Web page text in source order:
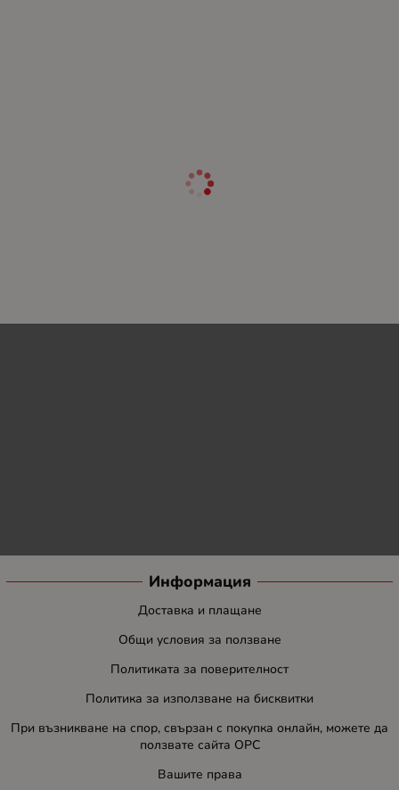
Информация
Доставка и плащане
Общи условия за ползване
Политиката за поверителност
Политика за използване на бисквитки
При възникване на спор, свързан с покупка онлайн, можете да
ползвате сайта ОРС
Вашите права